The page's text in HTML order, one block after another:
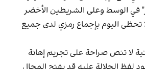
في الوسط وعلى الشريطين الأخضر
تحظى اليوم بإجماع رمزي لدى جميع
لا تنص صراحة على تجريم إهانة